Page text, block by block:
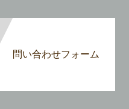
問い合わせフォーム